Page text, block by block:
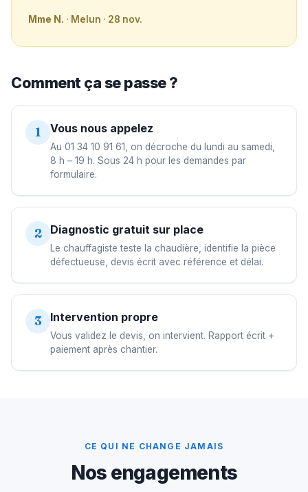
Mme N. · Melun · 28 nov.
Comment ça se passe ?
1 Vous nous appelez
Au 01 34 10 91 61, on décroche du lundi au samedi,
8 h – 19 h. Sous 24 h pour les demandes par
formulaire.
2 Diagnostic gratuit sur place
Le chauffagiste teste la chaudière, identifie la pièce
défectueuse, devis écrit avec référence et délai.
3 Intervention propre
Vous validez le devis, on intervient. Rapport écrit +
paiement après chantier.
CE QUI NE CHANGE JAMAIS
Nos engagements